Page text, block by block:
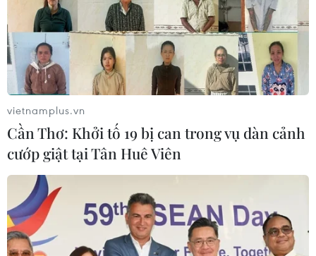
Hiệu quả thông tin đối ngoại qua tác
phẩm của người nước ngoài
29/07/2020 09:42
Việc Giải thưởng toàn quốc về thông tin đối ngoại năm
nay thu hút số lượng bài của các tác giả nước ngoài
nhiều nhất từ trước đến nay thể hiện người nước ngoài
đang ngày càng quan tâm đến Việt Nam.
vietnamplus.vn
Cần Thơ: Khởi tố 19 bị can trong vụ dàn cảnh
cướp giật tại Tân Huê Viên